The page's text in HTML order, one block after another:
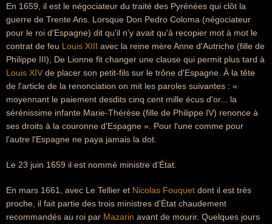
En 1659, il est le négociateur du traité des Pyrénées qui clôt la
guerre de Trente Ans. Lorsque Don Pedro Coloma (négociateur
pour le roi d'Espagne) dit qu'il n'y avait qu'à recopier mot à mot le
contrat de feu Louis XIII avec la reine mère Anne d'Autriche (fille de
Philippe III), De Lionne fit changer une clause qui permit plus tard à
Louis XIV de placer son petit-fils sur le trône d'Espagne. À la tête
de l'article de la renonciation on mit les paroles suivantes : «
moyennant le paiement desdits cinq cent mille écus d'or... la
sérénissime infante Marie-Thérèse (fille de Philippe IV) renonce à
ses droits à la couronne d'Espagne ». Pour l'une comme pour
l'autre l'Espagne ne paya jamais la dot.
Le 23 juin 1659 il est nommé ministre d'État.
En mars 1661, avec Le Tellier et Nicolas Fouquet dont il est très
proche, il fait partie des trois ministres d'État chaudement
recommandés au roi par Mazarin avant de mourir. Quelques jours